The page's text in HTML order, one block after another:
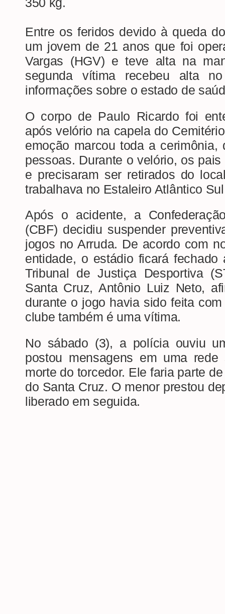
350 kg.
Entre os feridos devido à queda
um jovem de 21 anos que foi
Vargas (HGV) e teve alta na
segunda vítima recebeu alta
informações sobre o estado de
O corpo de Paulo Ricardo foi
após velório na capela do
emoção marcou toda a cerimônia,
pessoas. Durante o velório, os
e precisaram ser retirados do
trabalhava no Estaleiro Atlântico
Após o acidente, a
(CBF) decidiu suspender
jogos no Arruda. De acordo com
entidade, o estádio ficará fechado
Tribunal de Justiça Desportiva
Santa Cruz, Antônio Luiz Neto,
durante o jogo havia sido feita
clube também é uma vítima.
No sábado (3), a polícia ouviu
postou mensagens em uma rede
morte do torcedor. Ele faria parte
do Santa Cruz. O menor prestou
liberado em seguida.